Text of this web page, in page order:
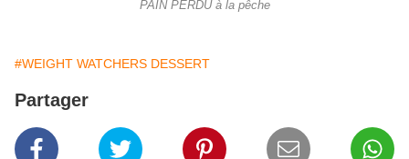
PAIN PERDU à la pêche
#WEIGHT WATCHERS DESSERT
Partager